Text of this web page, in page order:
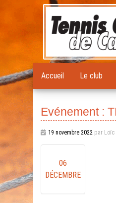
Accueil Le club
Evénement :
19 novembre 2022 par Loïc
06
DÉCEMBRE